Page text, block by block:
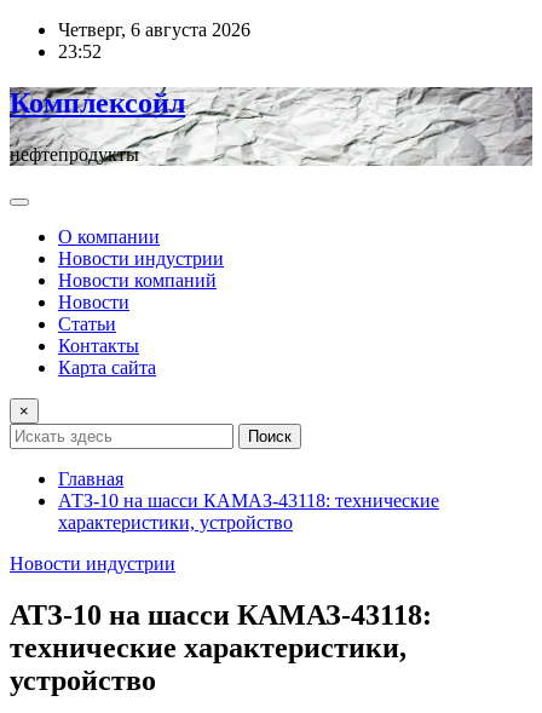
ПерейтиЧетверг, 6 августа 2026
23:52
Комплексойл
нефтепродукты
О компании
Новости индустрии
Новости компаний
Новости
Статьи
Контакты
Карта сайта
×
Поиск
Главная
АТЗ-10 на шасси КАМАЗ-43118: технические
характеристики, устройство
Новости индустрии
АТЗ-10 на шасси КАМАЗ-43118:
технические характеристики,
устройство